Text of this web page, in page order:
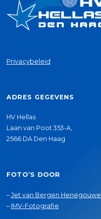
Privacybeleid
ADRES GEGEVENS
HV Hellas
Laan van Poot 353-A,
2566 DA Den Haag
FOTO’S DOOR
–Jet van Bergen
– IMV-Fotografie